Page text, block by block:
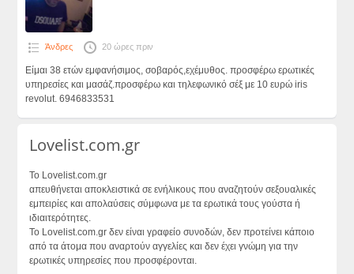
Άνδρες 20 ώρες πριν
Είμαι 38 ετών εμφανήσιμος, σοβαρός,εχέμυθος. προσφέρω ερωτικές
υπηρεσίες και μασάζ.προσφέρω και τηλεφωνικό σέξ με 10 ευρώ iris
revolut. 6946833531
Lovelist.com.gr
Το Lovelist.com.gr
απευθήνεται αποκλειστικά σε ενήλικους που αναζητούν σεξουαλικές
εμπειρίες και απολαύσεις σύμφωνα με τα ερωτικά τους γούστα ή
ιδιαιτερότητες.
Το Lovelist.com.gr δεν είναι γραφείο συνοδών, δεν προτείνει κάποιο
από τα άτομα που αναρτούν αγγελίες και δεν έχει γνώμη για την
ερωτικές υπηρεσίες που προσφέρονται.